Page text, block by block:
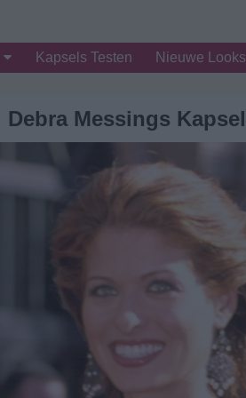
Kapsels Testen Nieuwe Looks
Debra Messings Kapsel